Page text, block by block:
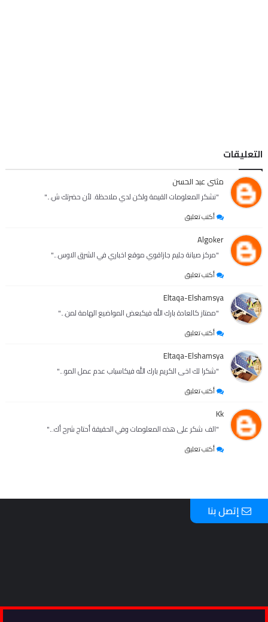
التعليقات
مثنى عبد الحسن
"نشكر المعلومات القيمة ولكن لدي ملاحظة. لأن حضرتك ش..."
أكتب تعليق
Algoker
"مركز صيانة جليم جازاقوي موقع اخباري في الشرق الاوس..."
أكتب تعليق
Eltaqa-Elshamsya
"ممتاز كالعادة بارك الله فيكبعض المواضيع الهامة لمن..."
أكتب تعليق
Eltaqa-Elshamsya
"شكرا لك اخى الكريم بارك الله فيكاسباب عدم عمل المو..."
أكتب تعليق
Kk
"الف شكر على هذه المعلومات وفي الحقيقة أحتاج شرح أك..."
أكتب تعليق
إتصل بنا